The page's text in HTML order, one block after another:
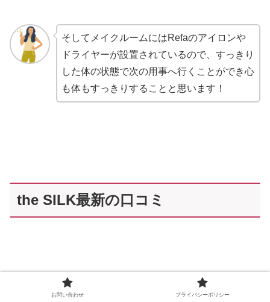
そしてメイクルームにはRefaのアイロンや
ドライヤーが設置されているので、すっきり
した体の状態で次の用事へ行くことができ心
も体もすっきりすることと思います！
the SILK最新の口コミ
お問い合わせ プライバシーポリシー